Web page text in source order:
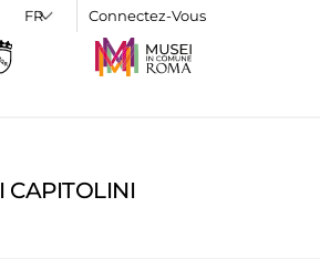
Connectez-Vous
CAPITOLINI